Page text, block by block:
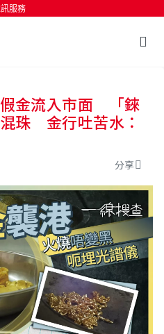
服務
鍵開始搜尋金流入市面 「錸
珠 金行吐苦水：
分享